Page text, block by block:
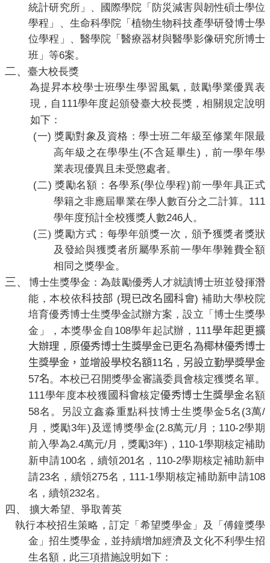
統計研究所」、國際學院「防災減害與韌性碩士學位
學程」、生命科學院「植物生物科技產學研發博士學
位學程」、醫學院「醫療器材與醫學影像研究所博士
班」等6案。
二、 臺大校長獎
為提昇本校學士班學生學習風氣，鼓勵學業優異表
現，自 111學年度起頒發臺大校長獎，相關規定說明
如下：
(一) 獎勵對象及資格：學士班二年級至修業年限最
高年級之在學學生 (不含延畢生) ，前一學年學
業表現優異且未受懲處者。
(二) 獎勵名額：各學系(學位學程)前一學年具正式
學籍之非應屆畢業在學人數百分之二計算。 111
學年度預計全校獲獎人數246人。
(三) 獎勵方式：每學年頒獎一次，頒予獲獎者獎狀
及發給與獲獎者所屬學系前一學年學雜費全額
相同之獎學金。
三、
博士生獎學金：為鼓勵優秀人才就讀博士班並發揮潛
能，本校依科技部 (現已改名國科會)補助大學校院
培育優秀博士生獎學金試辦方案，設立「博士生獎學
金」，本獎學金自 108學年起試辦， 111學年起更擴
大辦理 ， 原優秀博士生獎學金已更名為椰林優秀博士
生獎學金，並增設學校名額11名 ， 另設立勤學獎學金
57名。本校已召開獎學金審議委員會核定獲獎名單。
111學年度本校獲 國科會核定優秀博士生獎學金名額
58名。另設立鑫淼重點科技博士生獎學金5名 (3萬/
月，獎勵3年)及逕博獎學金(2.8萬元/ 月； 110-2學期
前入學為2.4萬元/月，獎勵3年) ， 110-1學期核定補助
新申請100名，續領201名， 110-2學期核定補助新申
請23名，續領275名， 111-1學期核定補助新申請108
名，續領232名。
四、
擴大希望、爭取菁英
執行本校招生策略，訂定「希望獎學金」及「傅鐘獎學
金」招生獎學金，並持續增加經濟及文化不利學生招
生名額，此三項措施說明如下：